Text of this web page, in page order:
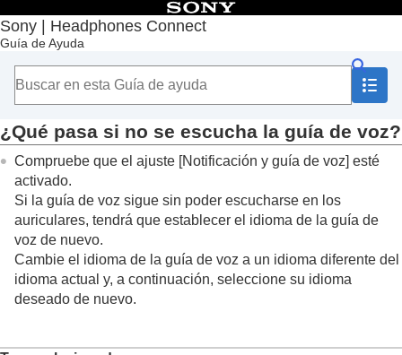
Sony | Headphones Connect
Guía de Ayuda
Contenido
Principio
Introducción
Utilización
Información importante
Solución de problemas
El estado de [Control de sonido adaptativo] no se
refleja correctamente aunque esté de pie
El lugar que visita con frecuencia no se detecta
correctamente en [Control de sonido adaptativo]
¿Qué ocurre si el nombre del dispositivo no
aparece en “
No es posible configurar360 Reality Audio
No es posible establecer una conexiónLE Audio
¿Qué pasa si no se escucha la guía de voz?
¿Qué pasa si no se escucha la guía de voz?
Compruebe que el ajuste [Notificación y guía de voz] esté
activado.
Si la guía de voz sigue sin poder escucharse en los
auriculares, tendrá que establecer el idioma de la guía de
voz de nuevo.
Cambie el idioma de la guía de voz a un idioma diferente del
idioma actual y, a continuación, seleccione su idioma
deseado de nuevo.